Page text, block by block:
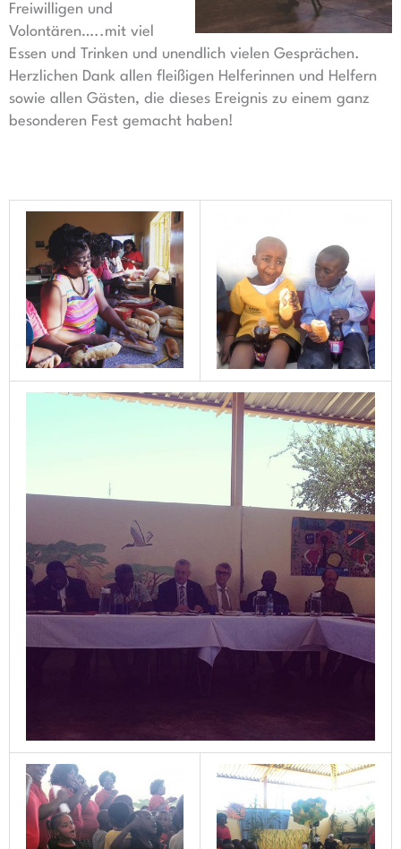
Freiwilligen und
Volontären…..mit viel
Essen und Trinken und unendlich vielen Gesprächen.
Herzlichen Dank allen fleißigen Helferinnen und Helfern
sowie allen Gästen, die dieses Ereignis zu einem ganz
besonderen Fest gemacht haben!